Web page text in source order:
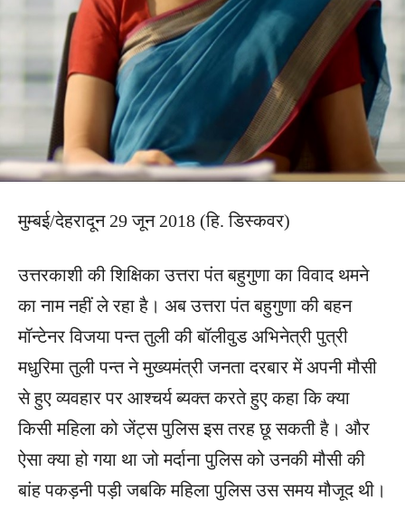
मुम्बई/देहरादून 29 जून 2018 (हि. डिस्कवर)
उत्तरकाशी की शिक्षिका उत्तरा पंत बहुगुणा का विवाद थमने
का नाम नहीं ले रहा है। अब उत्तरा पंत बहुगुणा की बहन
मॉन्टेनर विजया पन्त तुली की बॉलीवुड अभिनेत्री पुत्री
मधुरिमा तुली पन्त ने मुख्यमंत्री जनता दरबार में अपनी मौसी
से हुए व्यवहार पर आश्चर्य ब्यक्त करते हुए कहा कि क्या
किसी महिला को जेंट्स पुलिस इस तरह छू सकती है। और
ऐसा क्या हो गया था जो मर्दाना पुलिस को उनकी मौसी की
बांह पकड़नी पड़ी जबकि महिला पुलिस उस समय मौजूद थी।